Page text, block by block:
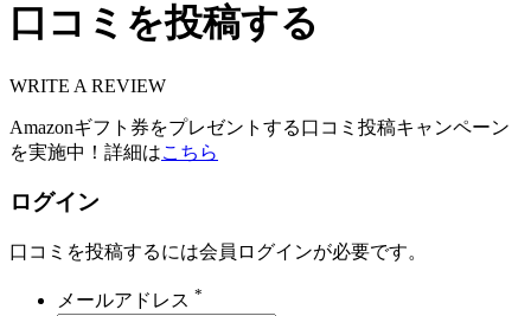
口コミを投稿する
WRITE A REVIEW
Amazonギフト券をプレゼントする口コミ投稿キャンペーン
を実施中！詳細はこちら
ログイン
口コミを投稿するには会員ログインが必要です。
メールアドレス *